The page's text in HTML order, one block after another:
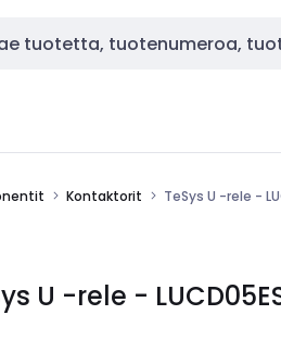
Kontaktorit TeSys U -rele -
U -rele -